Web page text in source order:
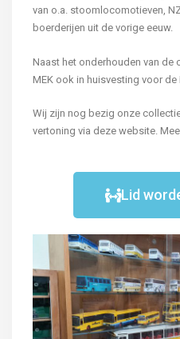
van o.a. stoomlocomotieven,
boerderijen uit de vorige eeuw.
Naast het onderhouden van
MEK ook in huisvesting voor de
Wij zijn nog bezig onze
vertoning via deze website.
Lid